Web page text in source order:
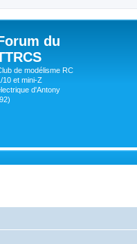
du
de modélisme RC
10 et mini-Z
d'Antony